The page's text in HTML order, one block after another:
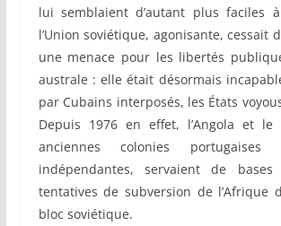
lui semblaient d’autant plus faciles
l’Union soviétique, agonisante, cessait
une menace pour les libertés
australe : elle était désormais
par Cubains interposés, les États
Depuis 1976 en effet, l’Angola et le
anciennes colonies portugaises
indépendantes, servaient de
tentatives de subversion de l’Afrique
bloc soviétique.